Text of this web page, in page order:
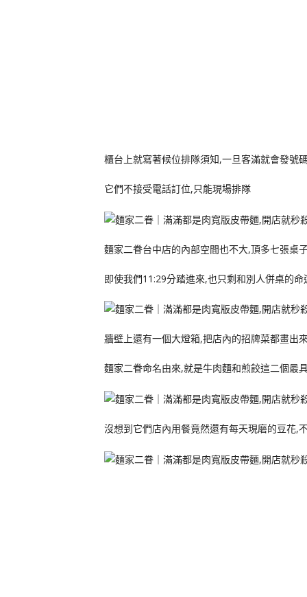
櫃台上就寫著候位排隊須知,一旦客滿就會發號
它們不接受電話訂位,只能現場排隊
麵家二眷台中店的內部空間也不大,頂多七張桌
即使我們11:29分踏進來,也只剩和別人併桌的命
牆壁上還有一個大燈箱,把店內的招牌菜都畫出
麵家二眷命名由來,就是牛肉麵和煎餃這二個最
沒想到它們店內用餐竟然還有每天現磨的豆花,